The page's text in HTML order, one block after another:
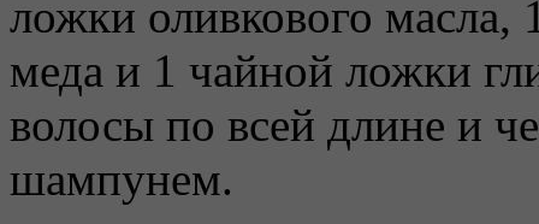
ложки оливкового масла,
меда и 1 чайной ложки
волосы по всей длине и
шампунем.